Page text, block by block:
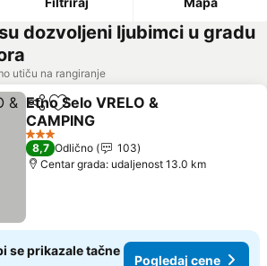
dozvoljeni ljubimci u gradu
utiču na rangiranje
Deli Dodati u favorite
Etno Selo VRELO &
CAMPING
Pogledaj cene
3 Zvezdice
8,7 Odlično
103
Centar grada: udaljenost 13.0 km
se prikazale tačne
Pogledaj cene